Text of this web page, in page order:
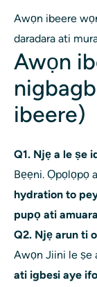
Awọn ibeere
daradara ati
Awọn
ibeere)
Q1. Njẹ a le ṣe
Bẹẹni. Ọpọlọpọ
hydration to
pupọ ati
Q2. Njẹ arun ti
Awọn Jiini le ṣe
ati igbesi aye